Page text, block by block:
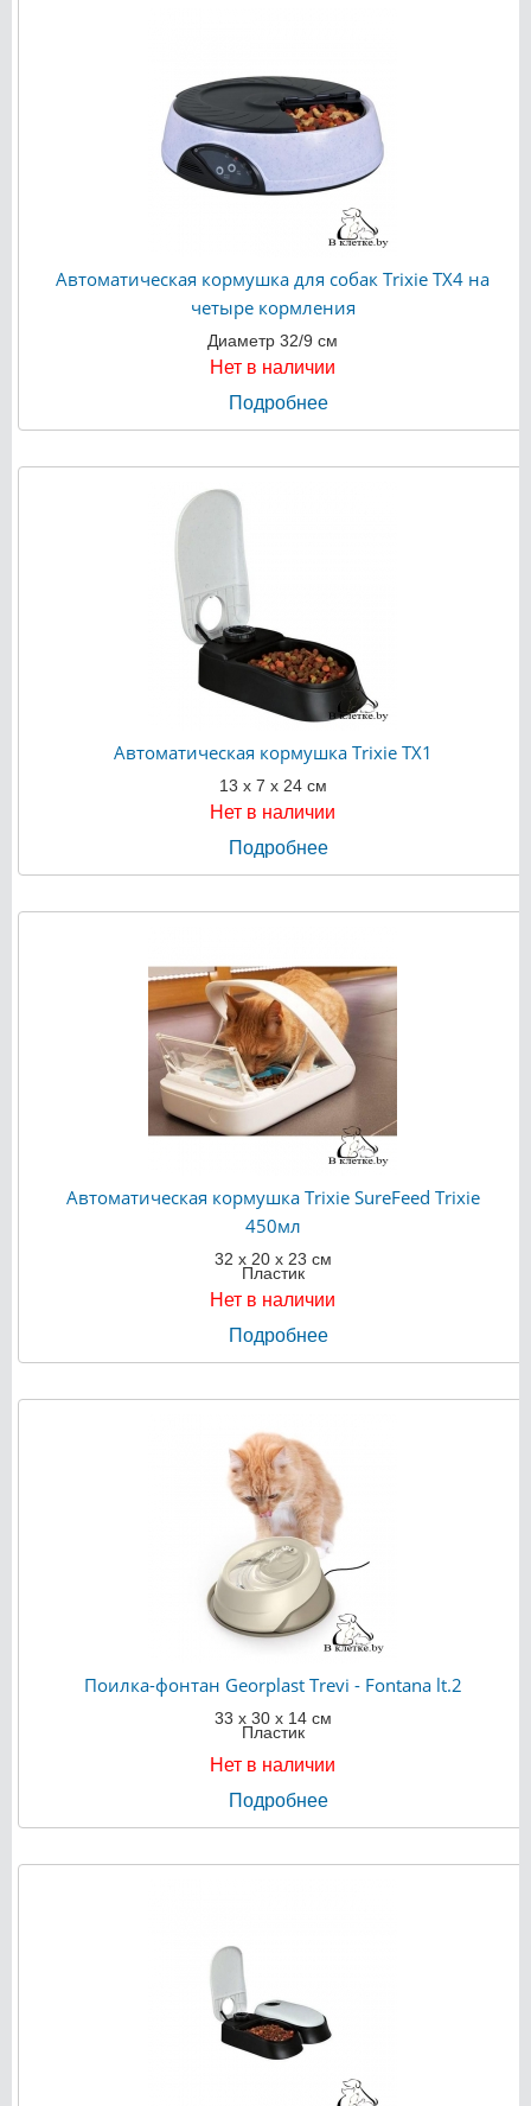
Автоматическая кормушка для собак Trixie TX4 на
четыре кормления
Диаметр 32/9 см
Нет в наличии
Подробнее
Автоматическая кормушка Trixie TX1
13 х 7 х 24 см
Нет в наличии
Подробнее
Автоматическая кормушка Trixie SureFeed Trixie
450мл
32 х 20 х 23 см
Пластик
Нет в наличии
Подробнее
Поилка-фонтан Georplast Trevi - Fontana lt.2
33 х 30 х 14 см
Пластик
Нет в наличии
Подробнее